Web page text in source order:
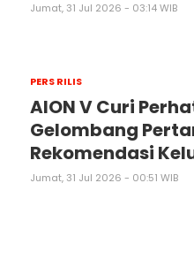
Jumat, 31 Jul 2026 - 03:14 WIB
PERS RILIS
AION V Curi
Gelombang
Rekomendasi
Jumat, 31 Jul 2026 - 00:51 WIB